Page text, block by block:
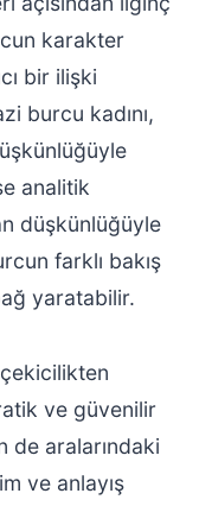
karakter
bir ilişki
burcu kadını,
analitik
düşkünlüğüyle
farklı bakış
yaratabilir.
ve güvenilir
de aralarındaki
ve anlayış